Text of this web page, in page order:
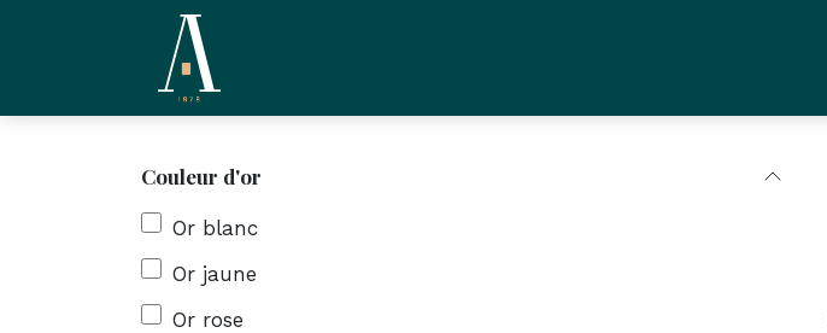
Se rendre au contenu
Couleur d'or
Or blanc
Or jaune
Or rose